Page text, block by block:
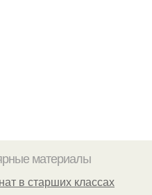
материалы
в старших классах